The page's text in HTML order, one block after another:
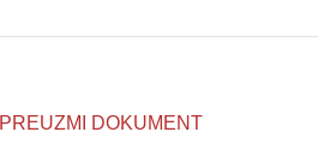
PREUZMI DOKUMENT